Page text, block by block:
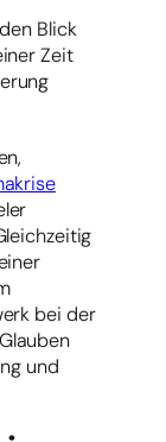
Blick
Zeit
bei der
und